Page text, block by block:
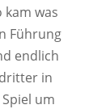
was
Führung
endlich
in
um